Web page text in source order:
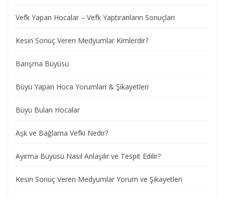
Vefk Yapan Hocalar – Vefk Yaptıranların Sonuçları
Kesin Sonuç Veren Medyumlar Kimlerdir?
Barışma Büyüsü
Büyü Yapan Hoca Yorumları & Şikayetleri
Büyü Bulan Hocalar
Aşk ve Bağlama Vefki Nedir?
Ayırma Büyüsü Nasıl Anlaşılır ve Tespit Edilir?
Kesin Sonuç Veren Medyumlar Yorum ve Şikayetleri